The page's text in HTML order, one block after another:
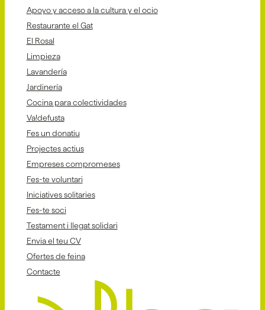
Apoyo y acceso a la cultura y el ocio
Restaurante el Gat
El Rosal
Limpieza
Lavandería
Jardinería
Cocina para colectividades
Va!defusta
Fes un donatiu
Projectes actius
Empreses compromeses
Fes-te voluntari
Iniciatives solitaries
Fes-te soci
Testament i llegat solidari
Envia el teu CV
Ofertes de feina
Contacte